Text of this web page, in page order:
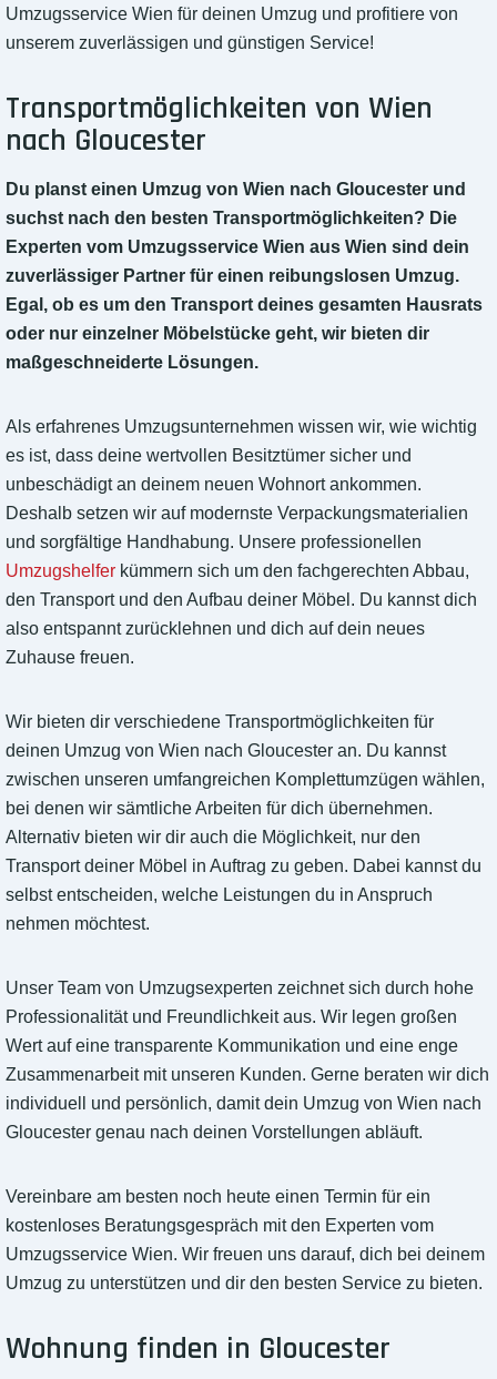
Umzugsservice Wien für deinen Umzug und profitiere von
unserem zuverlässigen und günstigen Service!
Transportmöglichkeiten von Wien
nach Gloucester
Du planst einen Umzug von Wien nach Gloucester und
suchst nach den besten Transportmöglichkeiten? Die
Experten vom Umzugsservice Wien aus Wien sind dein
zuverlässiger Partner für einen reibungslosen Umzug.
Egal, ob es um den Transport deines gesamten Hausrats
oder nur einzelner Möbelstücke geht, wir bieten dir
maßgeschneiderte Lösungen.
Als erfahrenes Umzugsunternehmen wissen wir, wie wichtig
es ist, dass deine wertvollen Besitztümer sicher und
unbeschädigt an deinem neuen Wohnort ankommen.
Deshalb setzen wir auf modernste Verpackungsmaterialien
und sorgfältige Handhabung. Unsere professionellen
Umzugshelfer kümmern sich um den fachgerechten Abbau,
den Transport und den Aufbau deiner Möbel. Du kannst dich
also entspannt zurücklehnen und dich auf dein neues
Zuhause freuen.
Wir bieten dir verschiedene Transportmöglichkeiten für
deinen Umzug von Wien nach Gloucester an. Du kannst
zwischen unseren umfangreichen Komplettumzügen wählen,
bei denen wir sämtliche Arbeiten für dich übernehmen.
Alternativ bieten wir dir auch die Möglichkeit, nur den
Transport deiner Möbel in Auftrag zu geben. Dabei kannst du
selbst entscheiden, welche Leistungen du in Anspruch
nehmen möchtest.
Unser Team von Umzugsexperten zeichnet sich durch hohe
Professionalität und Freundlichkeit aus. Wir legen großen
Wert auf eine transparente Kommunikation und eine enge
Zusammenarbeit mit unseren Kunden. Gerne beraten wir dich
individuell und persönlich, damit dein Umzug von Wien nach
Gloucester genau nach deinen Vorstellungen abläuft.
Vereinbare am besten noch heute einen Termin für ein
kostenloses Beratungsgespräch mit den Experten vom
Umzugsservice Wien. Wir freuen uns darauf, dich bei deinem
Umzug zu unterstützen und dir den besten Service zu bieten.
Wohnung finden in Gloucester